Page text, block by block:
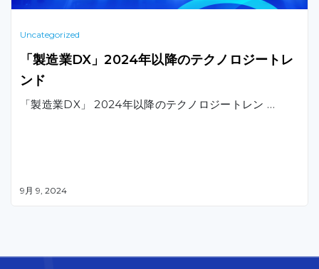
Uncategorized
「製造業DX」2024年以降のテクノロジートレ
ンド
「製造業DX」 2024年以降のテクノロジートレン …
9月 9, 2024